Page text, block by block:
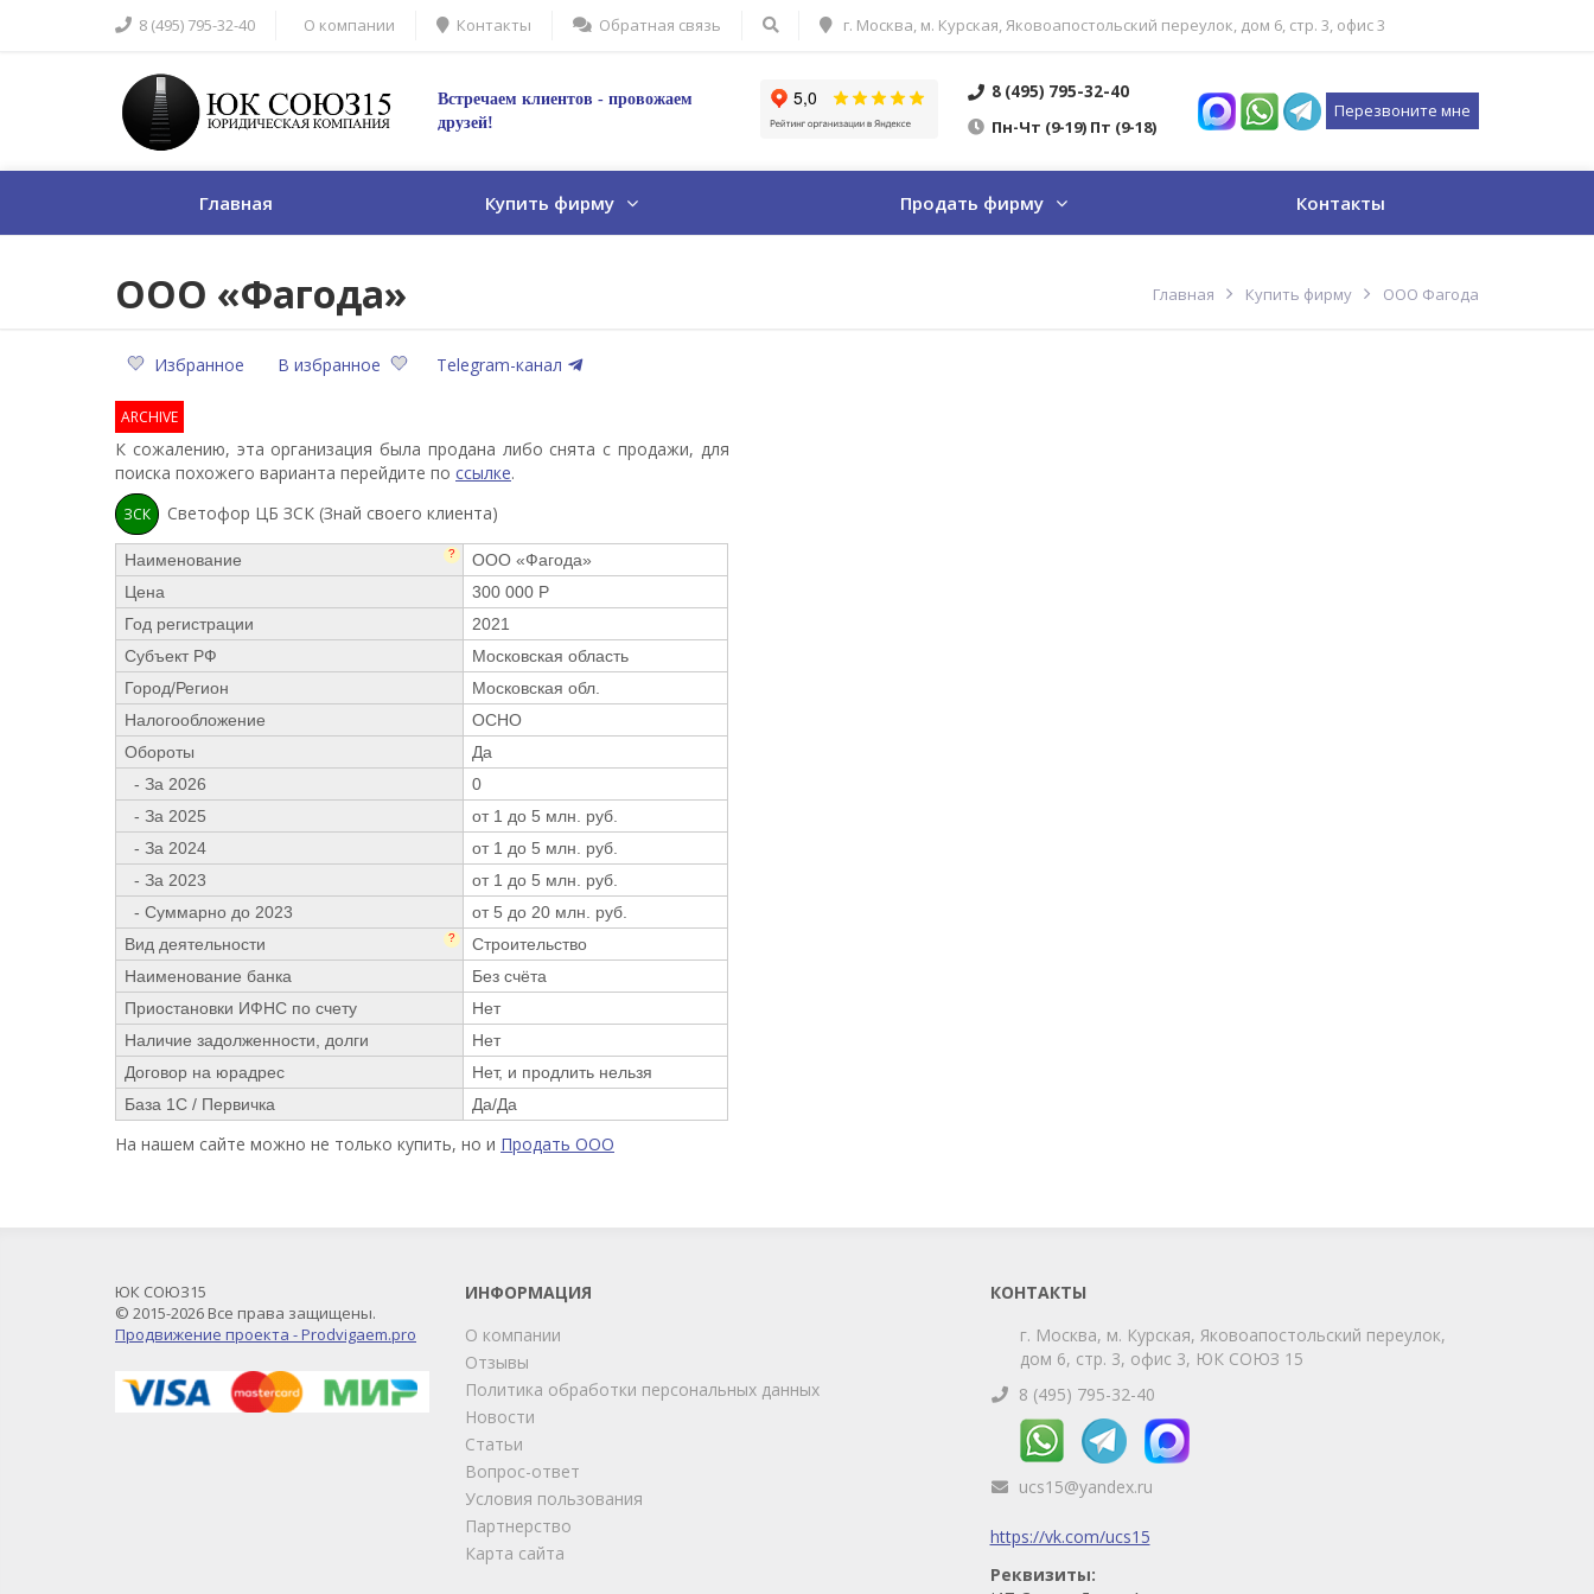
8 (495) 795-32-40 О компании Контакты Обратная связь г. Москва, м. Курская, Яковоапостольский переулок, дом 6, стр. 3, офис 3
Встречаем клиентов - провожаем
друзей!
8 (495) 795-32-40
Пн-Чт (9-19) Пт (9-18)
Перезвоните мне
Главная Купить фирму Продать фирму Контакты
ООО «Фагода» Главная Купить фирму ООО Фагода
Избранное В избранное Telegram-канал
ARCHIVE
К сожалению, эта организация была продана либо снята с продажи, для
поиска похожего варианта перейдите по ссылке.
ЗСК Светофор ЦБ ЗСК (Знай своего клиента)
Наименование ?
ООО «Фагода»
Цена
300 000 Р
Год регистрации
2021
Субъект РФ
Московская область
Город/Регион
Московская обл.
Налогообложение
ОСНО
Обороты
Да
- За 2026
0
- За 2025
от 1 до 5 млн. руб.
- За 2024
от 1 до 5 млн. руб.
- За 2023
от 1 до 5 млн. руб.
- Суммарно до 2023
от 5 до 20 млн. руб.
Вид деятельности
?
Строительство
Наименование банка
Без счёта
Приостановки ИФНС по счету
Нет
Наличие задолженности, долги
Нет
Договор на юрадрес
Нет, и продлить нельзя
База 1С / Первичка
Да/Да
На нашем сайте можно не только купить, но и Продать ООО
ИНФОРМАЦИЯ
О компании
Отзывы
Политика обработки персональных данных
Новости
Статьи
Вопрос-ответ
Условия пользования
Партнерство
Карта сайта
КОНТАКТЫ
г. Москва, м. Курская, Яковоапостольский переулок,
дом 6, стр. 3, офис 3, ЮК СОЮЗ 15
8 (495) 795-32-40
ucs15@yandex.ru
https://vk.com/ucs15
Реквизиты:
ЮК СОЮЗ15
© 2015-2026 Все права защищены.
Продвижение проекта - Prodvigaem.pro
Telegram Max
Телефон